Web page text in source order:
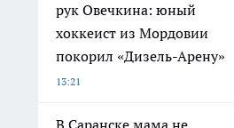
рук Овечкина: юный
хоккеист из Мордовии
покорил «Дизель-Арену»
13:21